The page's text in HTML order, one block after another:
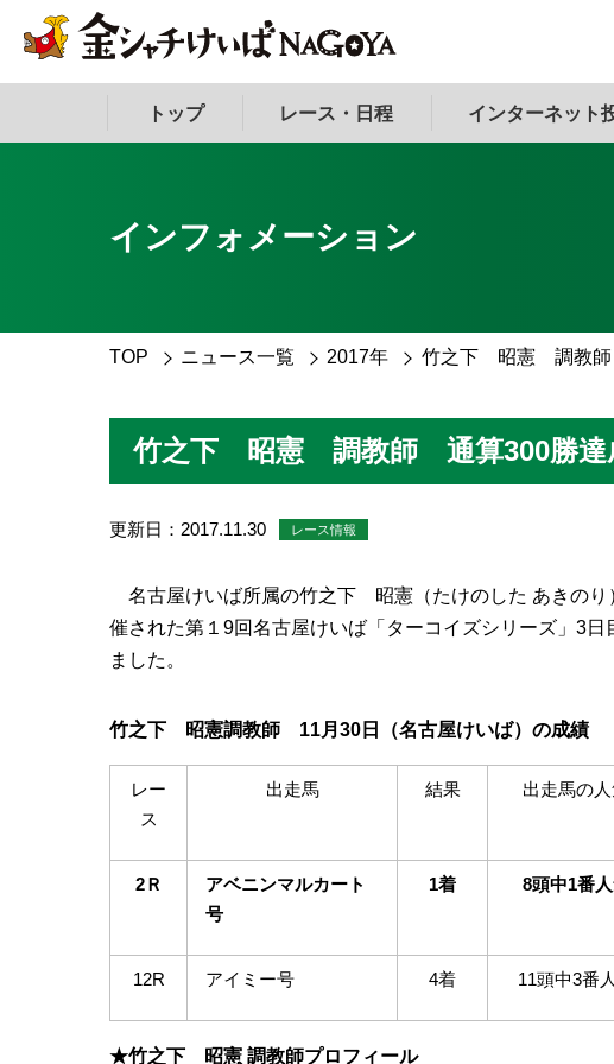
トップ レース・日程 インターネット
インフォメーション
TOP ニュース一覧 2017年 竹之下 昭憲 調教師
竹之下 昭憲 調教師 通算300勝達
更新日：2017.11.30 レース情報
名古屋けいば所属の竹之下 昭憲（たけのした あきのり
催された第１9回名古屋けいば「ターコイズシリーズ」3
ました。
竹之下 昭憲調教師 11月30日（名古屋けいば）の成績
レー
ス
出走馬 結果 出走馬の
2Ｒ
アベニンマルカート
号
1着 8頭中1番
12R アイミー号 4着 11頭中3番
★竹之下 昭憲 調教師プロフィール